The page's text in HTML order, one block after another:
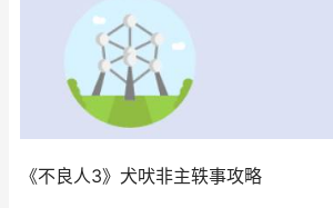
《不良人3》犬吠非主轶事攻略